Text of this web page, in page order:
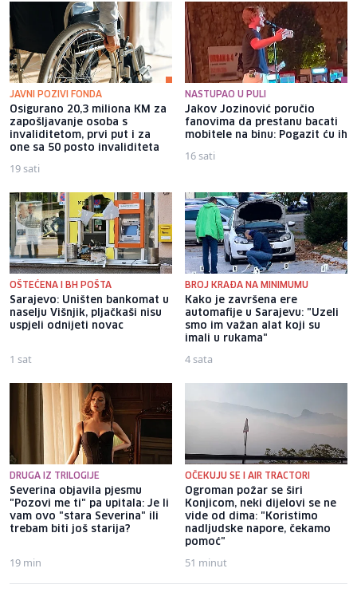
JAVNI POZIVI FONDA
Osigurano 20,3 miliona KM za
zapošljavanje osoba s
invaliditetom, prvi put i za
one sa 50 posto invaliditeta
19 sati
NASTUPAO U PULI
Jakov Jozinović poručio
fanovima da prestanu bacati
mobitele na binu: Pogazit ću ih
16 sati
OŠTEĆENA I BH POŠTA
Sarajevo: Uništen bankomat u
naselju Višnjik, pljačkaši nisu
uspjeli odnijeti novac
1 sat
BROJ KRAĐA NA MINIMUMU
Kako je završena ere
automafije u Sarajevu: "Uzeli
smo im važan alat koji su
imali u rukama"
4 sata
DRUGA IZ TRILOGIJE
Severina objavila pjesmu
"Pozovi me ti" pa upitala: Je li
vam ovo "stara Severina" ili
trebam biti još starija?
19 min
OČEKUJU SE I AIR TRACTORI
Ogroman požar se širi
Konjicom, neki dijelovi se ne
vide od dima: "Koristimo
nadljudske napore, čekamo
pomoć"
51 minut